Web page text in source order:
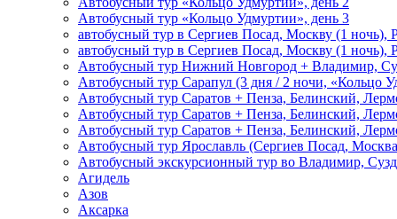
Автобусный тур «Кольцо Удмуртии», день 3
автобусный тур в Сергиев Посад, Москву (1 ночь),
автобусный тур в Сергиев Посад, Москву (1 ночь),
Автобусный тур Нижний Новгород + Владимир,
Автобусный тур Сарапул (3 дня / 2 ночи, «Кольцо
Автобусный тур Саратов + Пенза, Белинский,
Автобусный тур Саратов + Пенза, Белинский,
Автобусный тур Саратов + Пенза, Белинский,
Автобусный тур Ярославль (Сергиев Посад,
Автобусный экскурсионный тур во Владимир,
Агидель
Азов
Аксарка